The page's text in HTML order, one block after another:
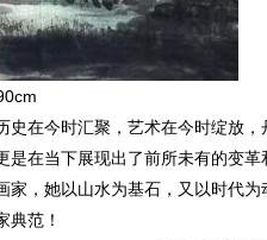
在今时汇聚，艺术在今时绽放，
在当下展现出了前所未有的变革
，她以山水为基石，又以时代为
典范！